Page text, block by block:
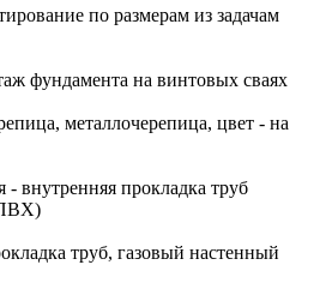
по размерам из задачам
фундамента на винтовых сваях
металлочерепица, цвет - на
внутренняя прокладка труб
труб, газовый настенный